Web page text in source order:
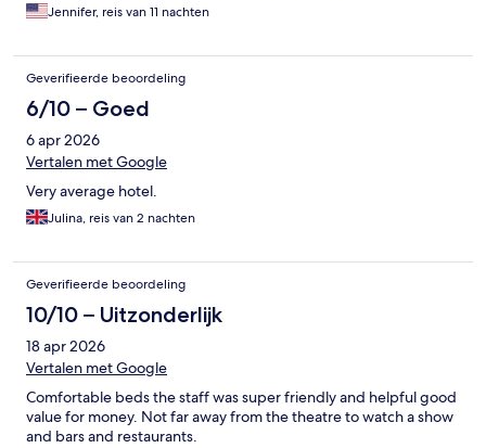
Jennifer, reis van 11 nachten
Geverifieerde beoordeling
6/10 – Goed
6 apr 2026
Vertalen met Google
Very average hotel.
Julina, reis van 2 nachten
Geverifieerde beoordeling
10/10 – Uitzonderlijk
18 apr 2026
Vertalen met Google
Comfortable beds the staff was super friendly and helpful good
value for money. Not far away from the theatre to watch a show
and bars and restaurants.